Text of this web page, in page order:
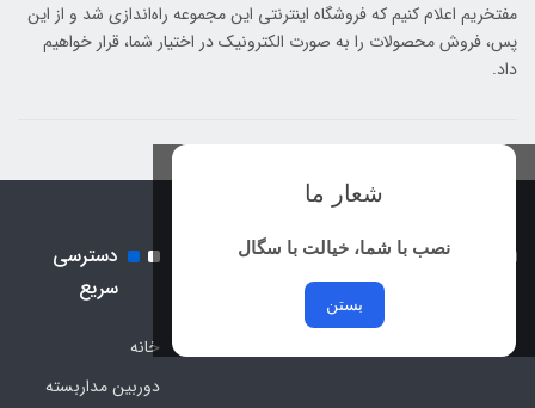
مفتخریم اعلام کنیم که فروشگاه اینترنتی این مجموعه راه‌اندازی شد و از این
پس، فروش محصولات را به صورت الکترونیک در اختیار شما، قرار خواهیم
داد.
شعار ما
نصب با شما، خیالت با سگال
بستن
نماد اعتماد الکترونیک و نماد
دسترسی
سریع
خانه
دوربین مداربسته